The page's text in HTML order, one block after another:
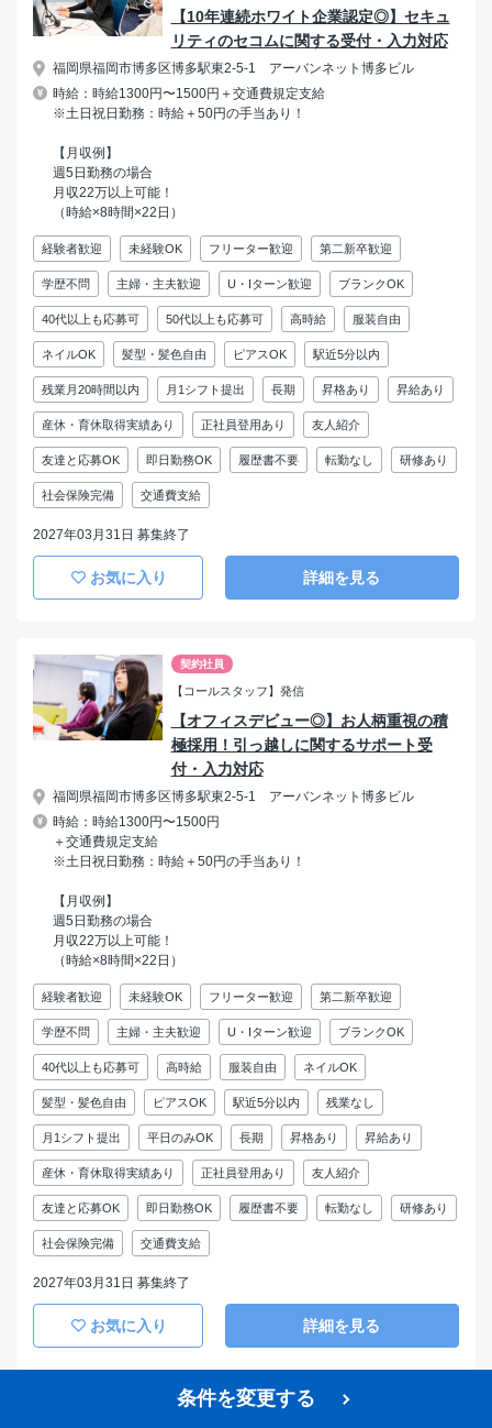
【10年連続ホワイト企業認定◎】セキュ
リティのセコムに関する受付・入力対応
福岡県福岡市博多区博多駅東2-5-1 アーバンネット博多ビル
時給：時給1300円〜1500円＋交通費規定支給
※土日祝日勤務：時給＋50円の手当あり！
【月収例】
週5日勤務の場合
月収22万以上可能！
（時給×8時間×22日）
経験者歓迎 未経験OK フリーター歓迎 第二新卒歓迎
学歴不問 主婦・主夫歓迎 U・Iターン歓迎 ブランクOK
40代以上も応募可 50代以上も応募可 高時給 服装自由
ネイルOK 髪型・髪色自由 ピアスOK 駅近5分以内
残業月20時間以内 月1シフト提出 長期 昇格あり 昇給あり
産休・育休取得実績あり 正社員登用あり 友人紹介
友達と応募OK 即日勤務OK 履歴書不要 転勤なし 研修あり
社会保険完備 交通費支給
2027年03月31日 募集終了
お気に入り 詳細を見る
契約社員
【コールスタッフ】発信
【オフィスデビュー◎】お人柄重視の積
極採用！引っ越しに関するサポート受
付・入力対応
福岡県福岡市博多区博多駅東2-5-1 アーバンネット博多ビル
時給：時給1300円〜1500円
＋交通費規定支給
※土日祝日勤務：時給＋50円の手当あり！
【月収例】
週5日勤務の場合
月収22万以上可能！
（時給×8時間×22日）
経験者歓迎 未経験OK フリーター歓迎 第二新卒歓迎
学歴不問 主婦・主夫歓迎 U・Iターン歓迎 ブランクOK
40代以上も応募可 高時給 服装自由 ネイルOK
髪型・髪色自由 ピアスOK 駅近5分以内 残業なし
月1シフト提出 平日のみOK 長期 昇格あり 昇給あり
産休・育休取得実績あり 正社員登用あり 友人紹介
友達と応募OK 即日勤務OK 履歴書不要 転勤なし 研修あり
社会保険完備 交通費支給
2027年03月31日 募集終了
お気に入り 詳細を見る
条件を変更する